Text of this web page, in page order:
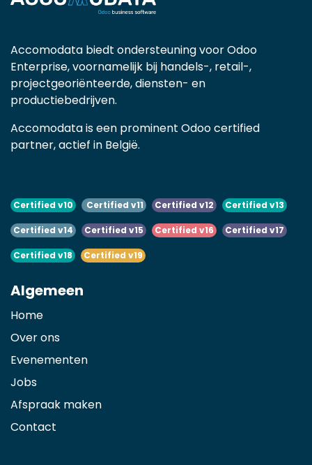
Accomodata biedt ondersteuning voor Odoo
Enterprise, voornamelijk bij handels-, retail-,
projectgeoriënteerde, diensten- en
productiebedrijven.
Accomodata is een prominent Odoo certified
partner, actief in België.
Certified v10 Certified v11 Certified v12 Certified v13
Certified v14 Certified v15 Certified v16 Certified v17
Certified v18 Certified v19
Algemeen
Home
Over ons
Evenementen
Jobs
Afspraak maken
Contact